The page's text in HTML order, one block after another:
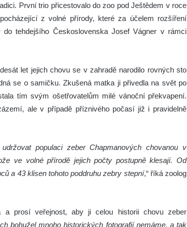
První trio přicestovalo do zoo pod Ještědem v roce
z volné přírody, které za účelem rozšíření
tehdejšího Československa Josef Vágner v rámci
let jejich chovu se v zahradě narodilo rovných sto
se o samičku. Zkušená matka ji přivedla na svět po
tím svým ošetřovatelům milé vánoční překvapení.
ale v případě příznivého počasí již i pravidelně
populaci zeber Chapmanových chovanou v
ve volné přírodě jejich počty postupně klesají. Od
a 43 klisen tohoto poddruhu zebry stepní,“ říká zoolog
prosí veřejnost, aby ji celou historii chovu zeber
bohužel mnoho historických fotografií nemáme, a tak